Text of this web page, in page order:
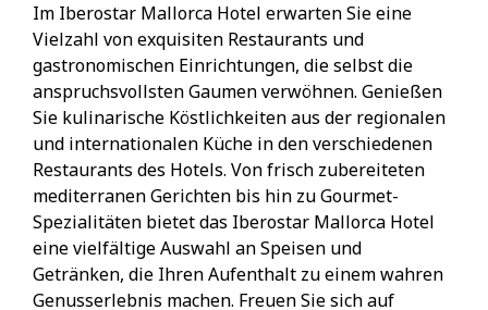
Im Iberostar Mallorca Hotel erwarten Sie eine
Vielzahl von exquisiten Restaurants und
gastronomischen Einrichtungen, die selbst die
anspruchsvollsten Gaumen verwöhnen. Genießen
Sie kulinarische Köstlichkeiten aus der regionalen
und internationalen Küche in den verschiedenen
Restaurants des Hotels. Von frisch zubereiteten
mediterranen Gerichten bis hin zu Gourmet-
Spezialitäten bietet das Iberostar Mallorca Hotel
eine vielfältige Auswahl an Speisen und
Getränken, die Ihren Aufenthalt zu einem wahren
Genusserlebnis machen. Freuen Sie sich auf